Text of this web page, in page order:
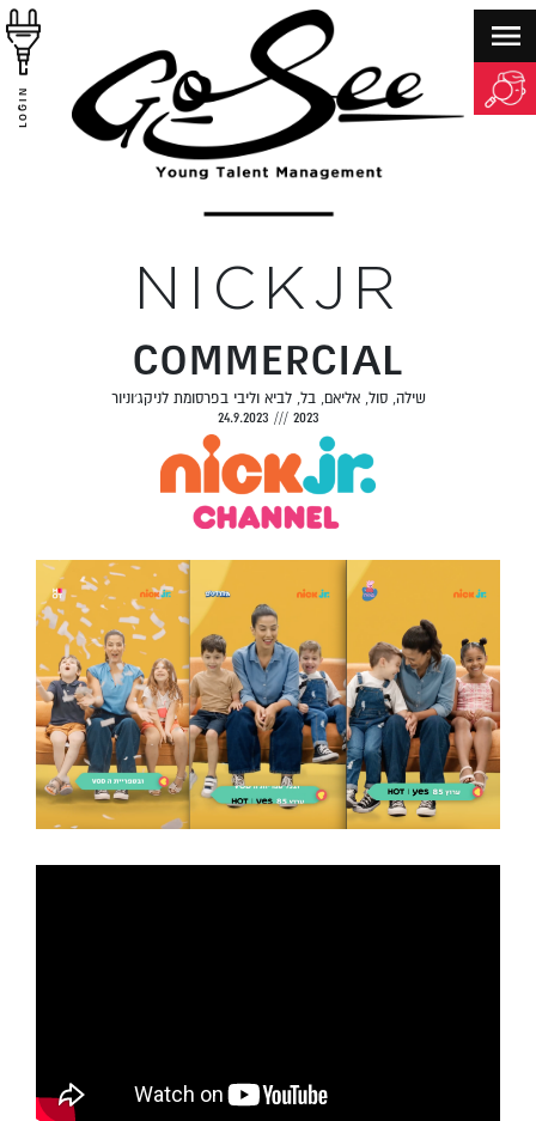
LOGIN
NICKJR
COMMERCIAL
שילה, סול, אליאם, בל, לביא וליבי בפרסומת לניקג׳וניור
2023
///
24.9.2023